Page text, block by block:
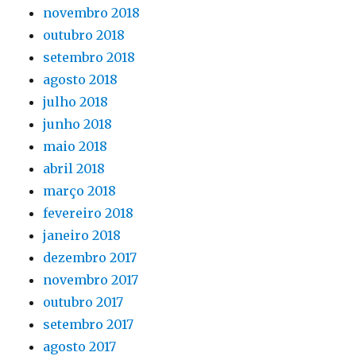
novembro 2018
outubro 2018
setembro 2018
agosto 2018
julho 2018
junho 2018
maio 2018
abril 2018
março 2018
fevereiro 2018
janeiro 2018
dezembro 2017
novembro 2017
outubro 2017
setembro 2017
agosto 2017